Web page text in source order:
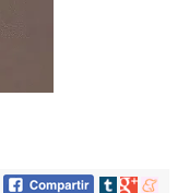
Compartir
Compartir